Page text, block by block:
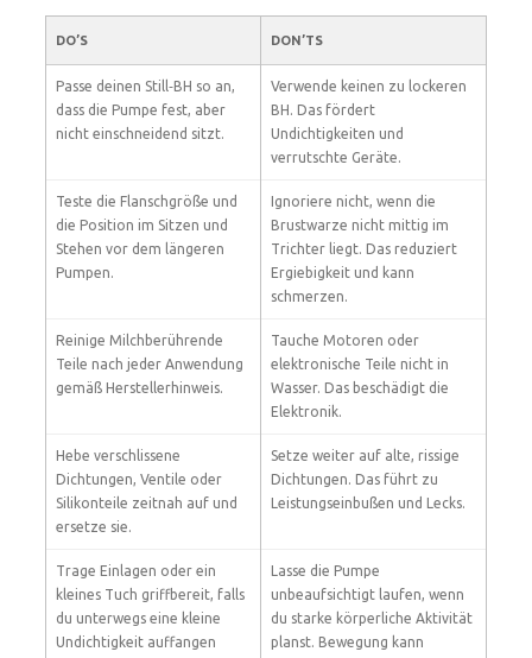
DO’S DON’TS
Passe deinen Still‑BH so an,
dass die Pumpe fest, aber
nicht einschneidend sitzt.
Verwende keinen zu lockeren
BH. Das fördert
Undichtigkeiten und
verrutschte Geräte.
Teste die Flanschgröße und
die Position im Sitzen und
Stehen vor dem längeren
Pumpen.
Ignoriere nicht, wenn die
Brustwarze nicht mittig im
Trichter liegt. Das reduziert
Ergiebigkeit und kann
schmerzen.
Reinige Milchberührende
Teile nach jeder Anwendung
gemäß Herstellerhinweis.
Tauche Motoren oder
elektronische Teile nicht in
Wasser. Das beschädigt die
Elektronik.
Hebe verschlissene
Dichtungen, Ventile oder
Silikonteile zeitnah auf und
ersetze sie.
Setze weiter auf alte, rissige
Dichtungen. Das führt zu
Leistungseinbußen und Lecks.
Trage Einlagen oder ein
kleines Tuch griffbereit, falls
du unterwegs eine kleine
Undichtigkeit auffangen
Lasse die Pumpe
unbeaufsichtigt laufen, wenn
du starke körperliche Aktivität
planst. Bewegung kann